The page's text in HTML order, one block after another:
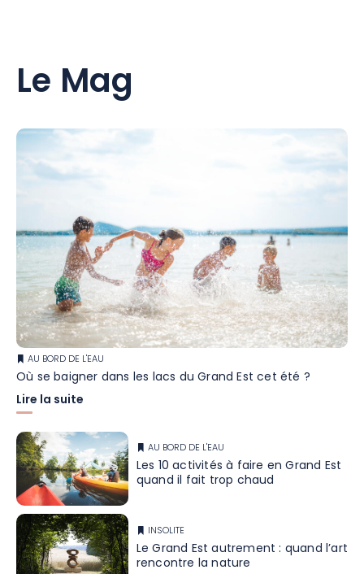
Le Mag
AU BORD DE L'EAU
Où se baigner dans les lacs du Grand Est cet été ?
Lire la suite
AU BORD DE L'EAU
Les 10 activités à faire en Grand Est
quand il fait trop chaud
INSOLITE
Le Grand Est autrement : quand l’art
rencontre la nature